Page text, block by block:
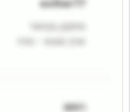
esther77
מזוקק בקיטור
ארץ מוצא - הודו
רותם